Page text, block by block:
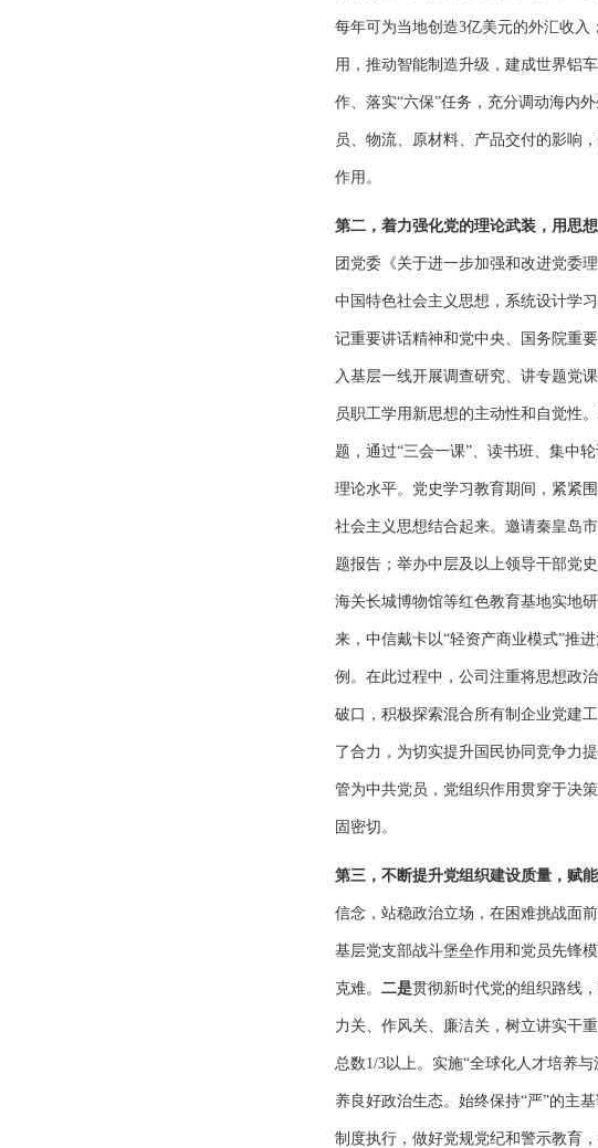
每年可为当地创造3亿美元的外汇收
用，推动智能制造升级，建成世界铝
作、落实“六保”任务，充分调动海内
员、物流、原材料、产品交付的影响
作用。
第二，着力强化党的理论武装，用思
团党委《关于进一步加强和改进党委
中国特色社会主义思想，系统设计学
记重要讲话精神和党中央、国务院重
入基层一线开展调查研究、讲专题党
员职工学用新思想的主动性和自觉性。
题，通过“三会一课”、读书班、集中
理论水平。党史学习教育期间，紧紧
社会主义思想结合起来。邀请秦皇岛
题报告；举办中层及以上领导干部党
海关长城博物馆等红色教育基地实地
来，中信戴卡以“轻资产商业模式”推
例。在此过程中，公司注重将思想政
破口，积极探索混合所有制企业党建
了合力，为切实提升国民协同竞争力
管为中共党员，党组织作用贯穿于决
固密切。
第三，不断提升党组织建设质量，赋
信念，站稳政治立场，在困难挑战面
基层党支部战斗堡垒作用和党员先锋
克难。二是贯彻新时代党的组织路线
力关、作风关、廉洁关，树立讲实干
总数1/3以上。实施“全球化人才培养
养良好政治生态。始终保持“严”的主
制度执行，做好党规党纪和警示教育